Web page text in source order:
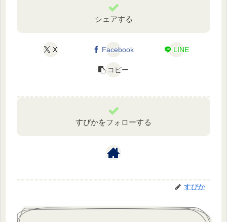
シェアする
X Facebook LINE
コピー
すぴかをフォローする
すぴか